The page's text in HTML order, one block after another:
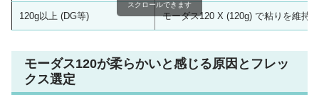
120g以上 (DG等) モーダス120 X (120g) で粘りを維持
スクロールできます
モーダス120が柔らかいと感じる原因とフレッ
クス選定